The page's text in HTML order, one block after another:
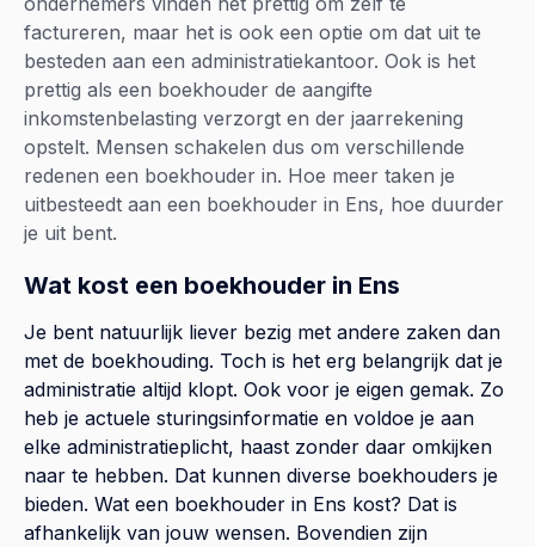
factureren, maar het is ook een optie om dat uit te
besteden aan een administratiekantoor. Ook is het
prettig als een boekhouder de aangifte
inkomstenbelasting verzorgt en der jaarrekening
opstelt. Mensen schakelen dus om verschillende
redenen een boekhouder in. Hoe meer taken je
uitbesteedt aan een boekhouder in Ens, hoe duurder
je uit bent.
Wat kost een boekhouder in Ens
Je bent natuurlijk liever bezig met andere zaken dan
met de boekhouding. Toch is het erg belangrijk dat je
administratie altijd klopt. Ook voor je eigen gemak. Zo
heb je actuele sturingsinformatie en voldoe je aan
elke administratieplicht, haast zonder daar omkijken
naar te hebben. Dat kunnen diverse boekhouders je
bieden. Wat een boekhouder in Ens kost? Dat is
afhankelijk van jouw wensen. Bovendien zijn